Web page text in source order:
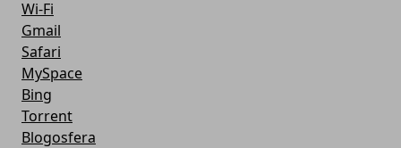
Wi-Fi
Gmail
Safari
MySpace
Bing
Torrent
Blogosfera